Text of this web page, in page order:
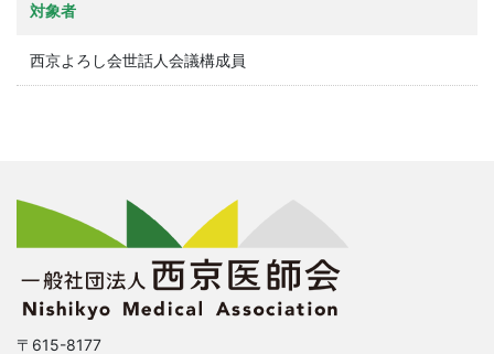
対象者
西京よろし会世話人会議構成員
〒615-8177